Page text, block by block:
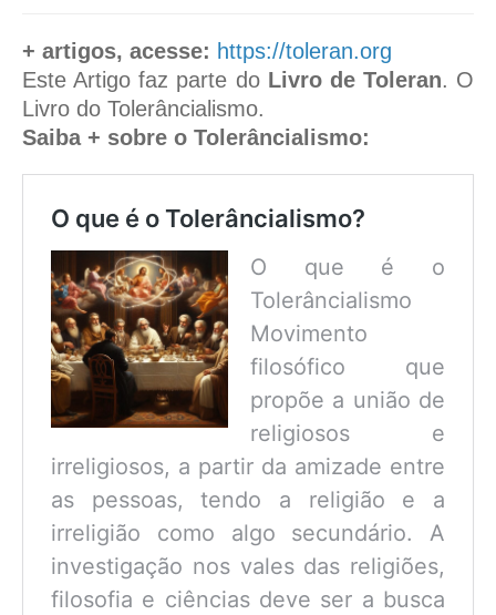
+ artigos, acesse: https://toleran.org
Este Artigo faz parte do Livro de Toleran. O
Livro do Tolerâncialismo.
Saiba + sobre o Tolerâncialismo:
O que é o Tolerâncialismo?
O que é o
Tolerâncialismo
Movimento
filosófico que
propõe a união de
religiosos e
irreligiosos, a partir da amizade entre
as pessoas, tendo a religião e a
irreligião como algo secundário. A
investigação nos vales das religiões,
filosofia e ciências deve ser a busca